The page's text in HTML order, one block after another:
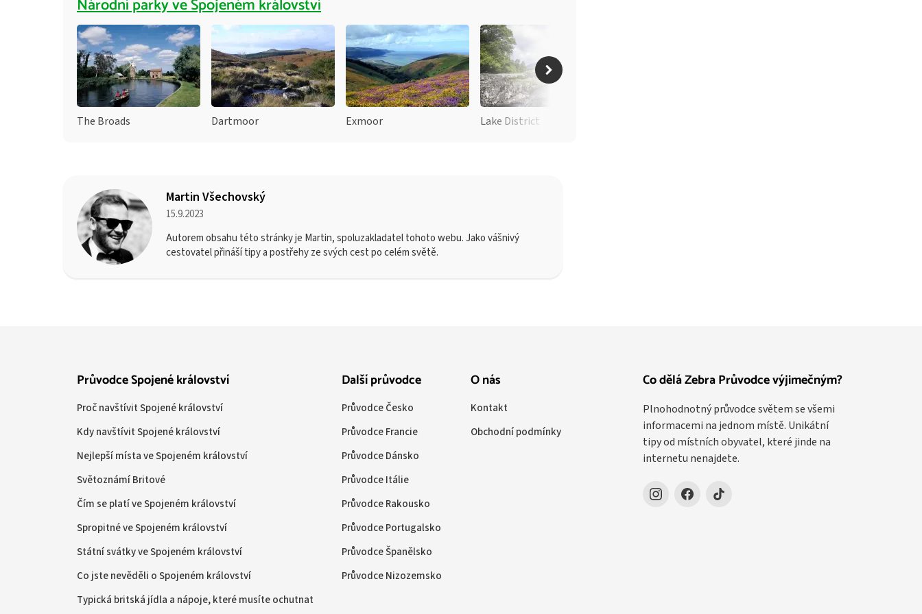
Národní parky ve Spojeném království
The Broads Dartmoor Exmoor Lake District
Martin Všechovský
15.9.2023
Autorem obsahu této stránky je Martin, spoluzakladatel tohoto webu. Jako vášnivý
cestovatel přináší tipy a postřehy ze svých cest po celém světě.
Co dělá Zebra Průvodce výjimečným?
Plnohodnotný průvodce světem se všemi
informacemi na jednom místě. Unikátní
tipy od místních obyvatel, které jinde na
internetu nenajdete.
Průvodce Spojené království
Proč navštívit Spojené království
Kdy navštívit Spojené království
Nejlepší místa ve Spojeném království
Světoznámí Britové
Čím se platí ve Spojeném království
Spropitné ve Spojeném království
Státní svátky ve Spojeném království
Co jste nevěděli o Spojeném království
Typická britská jídla a nápoje, které musíte ochutnat
Další průvodce
Průvodce Česko
Průvodce Francie
Průvodce Dánsko
Průvodce Itálie
Průvodce Rakousko
Průvodce Portugalsko
Průvodce Španělsko
Průvodce Nizozemsko
O nás
Kontakt
Obchodní podmínky